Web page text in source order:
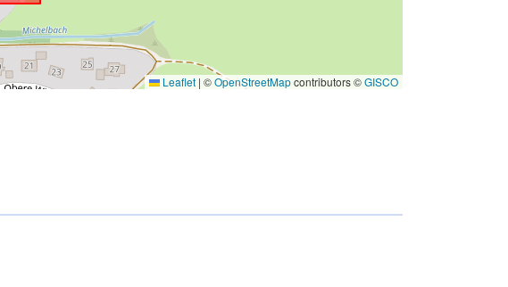
Leaflet | ©OpenStreetMapcontributors ©GISCO